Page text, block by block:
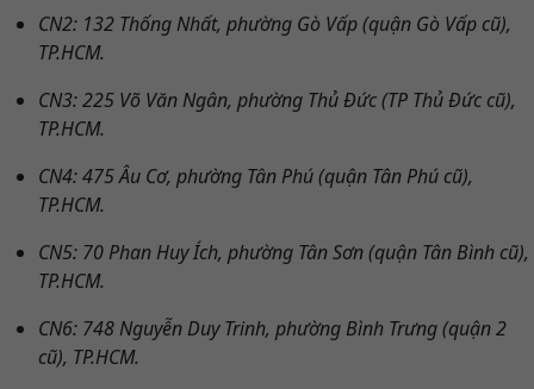
CN2: 132 Thống Nhất, phường Gò Vấp (quận Gò Vấp cũ),
TP.HCM.
CN3: 225 Võ Văn Ngân, phường Thủ Đức (TP Thủ Đức cũ),
TP.HCM.
CN4: 475 Âu Cơ, phường Tân Phú (quận Tân Phú cũ),
TP.HCM.
CN5: 70 Phan Huy Ích, phường Tân Sơn (quận Tân Bình cũ),
TP.HCM.
CN6: 748 Nguyễn Duy Trinh, phường Bình Trưng (quận 2
cũ), TP.HCM.